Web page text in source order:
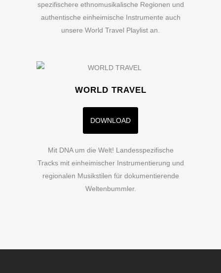
spezifischere ethnomusikalische Regionen und
authentische einheimische Instrumente auch
unsere World Travel Playlist an.
WORLD TRAVEL
DOWNLOAD
Mit DNA um die Welt! Landesspezifische
Tracks mit einheimischer Instrumentierung und
regionalen Musikstilen für dokumentierende
Weltenbummler.